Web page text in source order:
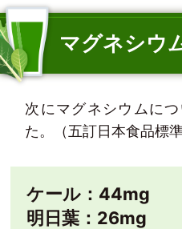
マグネシウ
次にマグネシウムに
た。（五訂日本食品標
ケール：44mg
明日葉：26mg